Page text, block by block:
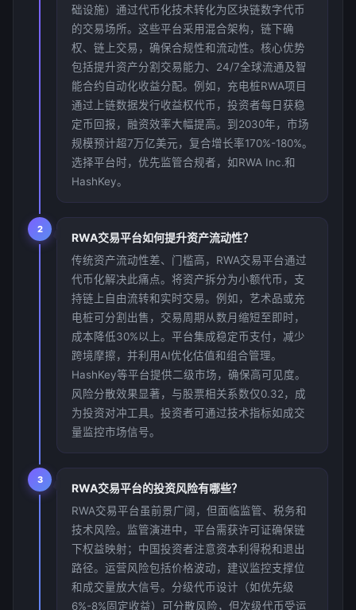
础设施）通过代币化技术转化为区块链数字代币
的交易场所。这些平台采用混合架构，链下确
权、链上交易，确保合规性和流动性。核心优势
包括提升资产分割交易能力、24/7全球流通及智
能合约自动化收益分配。例如，充电桩RWA项目
通过上链数据发行收益权代币，投资者每日获稳
定币回报，融资效率大幅提高。到2030年，市场
规模预计超7万亿美元，复合增长率170%-180%。
选择平台时，优先监管合规者，如RWA Inc.和
HashKey。
2
RWA交易平台如何提升资产流动性？
传统资产流动性差、门槛高，RWA交易平台通过
代币化解决此痛点。将资产拆分为小额代币，支
持链上自由流转和实时交易。例如，艺术品或充
电桩可分割出售，交易周期从数月缩短至即时，
成本降低30%以上。平台集成稳定币支付，减少
跨境摩擦，并利用AI优化估值和组合管理。
HashKey等平台提供二级市场，确保高可见度。
风险分散效果显著，与股票相关系数仅0.32，成
为投资对冲工具。投资者可通过技术指标如成交
量监控市场信号。
3
RWA交易平台的投资风险有哪些？
RWA交易平台虽前景广阔，但面临监管、税务和
技术风险。监管演进中，平台需获许可证确保链
下权益映射；中国投资者注意资本利得税和退出
路径。运营风险包括价格波动，建议监控支撑位
和成交量放大信号。分级代币设计（如优先级
6%-8%固定收益）可分散风险，但次级代币受运